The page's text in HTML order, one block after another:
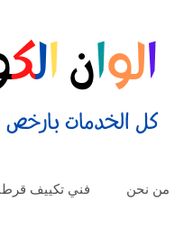
من نحن فني تكييف